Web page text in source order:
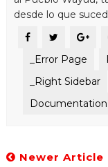
desde lo que
_Error Page
_Right Sidebar
Documentation
Newer Article